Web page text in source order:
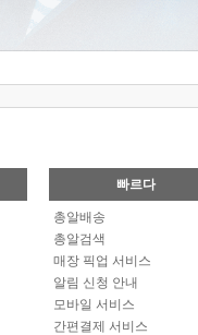
빠르다
총알배송
총알검색
매장 픽업 서비스
알림 신청 안내
모바일 서비스
간편결제 서비스